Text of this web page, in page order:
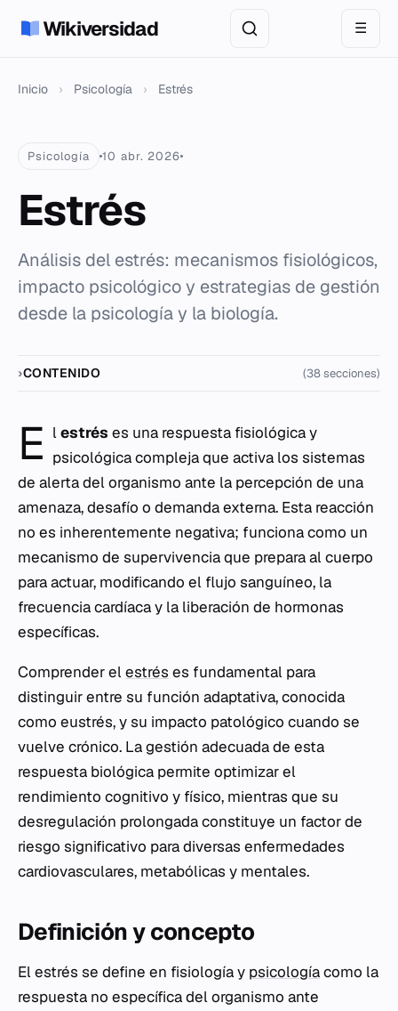
Wikiversidad ☰
Inicio › Psicología › Estrés
Psicología 10 abr. 2026
Estrés
Análisis del estrés: mecanismos fisiológicos,
impacto psicológico y estrategias de gestión
desde la psicología y la biología.
CONTENIDO (38 secciones)
E lestrés es una respuesta fisiológica y
psicológica compleja que activa los sistemas
de alerta del organismo ante la percepción de una
amenaza, desafío o demanda externa. Esta reacción
no es inherentemente negativa; funciona como un
mecanismo de supervivencia que prepara al cuerpo
para actuar, modificando el flujo sanguíneo, la
frecuencia cardíaca y la liberación de hormonas
específicas.
Comprender elestrés es fundamental para
distinguir entre su función adaptativa, conocida
como eustrés, y su impacto patológico cuando se
vuelve crónico. La gestión adecuada de esta
respuesta biológica permite optimizar el
rendimiento cognitivo y físico, mientras que su
desregulación prolongada constituye un factor de
riesgo significativo para diversas enfermedades
cardiovasculares, metabólicas y mentales.
Definición y concepto
El estrés se define en fisiología y psicologíacomo la
respuesta no específica del organismo ante